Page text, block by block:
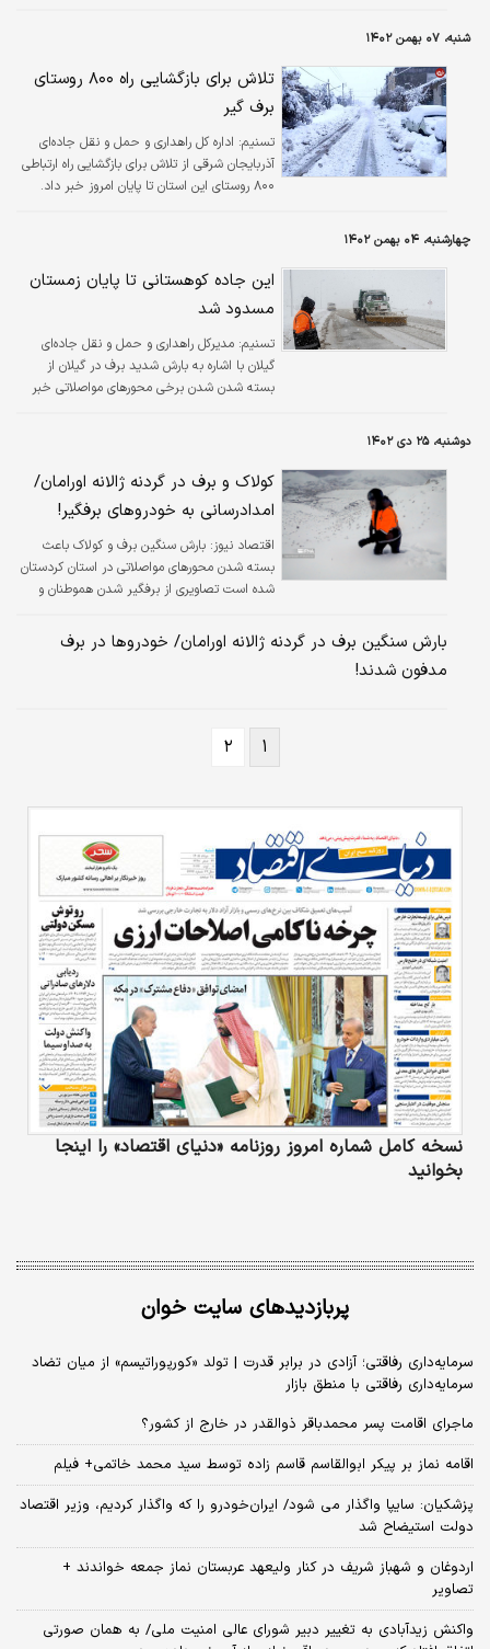
شنبه، ۰۷ بهمن ۱۴۰۲
تلاش برای بازگشایی راه ۸۰۰ روستای
برف گیر
تسنیم: اداره کل راهداری و حمل و نقل جاده‌ای
آذربایجان شرقی از تلاش برای بازگشایی راه ارتباطی
۸۰۰ روستای این استان تا پایان امروز خبر داد.
چهارشنبه، ۰۴ بهمن ۱۴۰۲
این جاده کوهستانی تا پایان زمستان
مسدود شد
تسنیم: ​مدیرکل راهداری و حمل و نقل جاده‌ای
گیلان با اشاره به بارش شدید برف در گیلان از
بسته شدن شدن برخی محورهای مواصلاتی خبر
دوشنبه، ۲۵ دی ۱۴۰۲
کولاک و برف در گردنه ژالانه اورامان/
امدادرسانی به خودروهای برفگیر!
اقتصاد نیوز: بارش سنگین برف و کولاک باعث
بسته شدن محورهای مواصلاتی در استان کردستان
شده است تصاویری از برفگیر شدن هموطنان و
بارش سنگین برف در گردنه ژالانه اورامان/ خودروها در برف
مدفون شدند!
۱ ۲
نسخه کامل شماره امروز روزنامه «دنیای‌ اقتصاد» را اینجا
بخوانید
پربازدیدهای سایت خوان
سرمایه‌داری رفاقتی؛ آزادی در برابر قدرت | تولد «کورپوراتیسم» از میان تضاد
سرمایه‌داری رفاقتی با منطق بازار
ماجرای اقامت پسر محمدباقر ذوالقدر در خارج از کشور؟
اقامه نماز بر پیکر ابوالقاسم قاسم زاده توسط سید محمد خاتمی+ فیلم
پزشکیان: سایپا واگذار می شود/ ایران‌خودرو را که واگذار کردیم، وزیر اقتصاد
دولت استیضاح شد
اردوغان و شهباز شریف در کنار ولیعهد عربستان نماز جمعه خواندند +
تصاویر
واکنش زیدآبادی به تغییر دبیر شورای عالی امنیت ملی/ به همان صورتی